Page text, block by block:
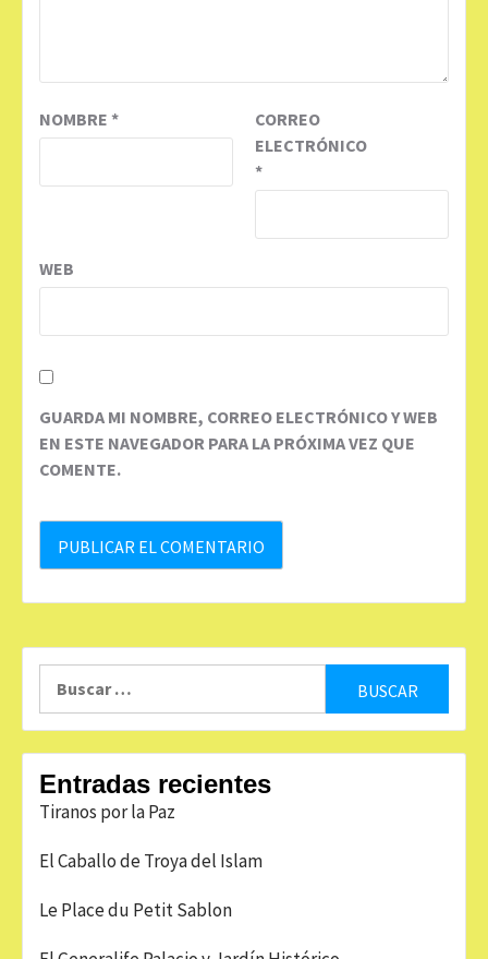
NOMBRE *
CORREO
ELECTRÓNICO
*
WEB
GUARDA MI NOMBRE, CORREO ELECTRÓNICO Y WEB
EN ESTE NAVEGADOR PARA LA PRÓXIMA VEZ QUE
COMENTE.
Entradas recientes
Tiranos por la Paz
El Caballo de Troya del Islam
Le Place du Petit Sablon